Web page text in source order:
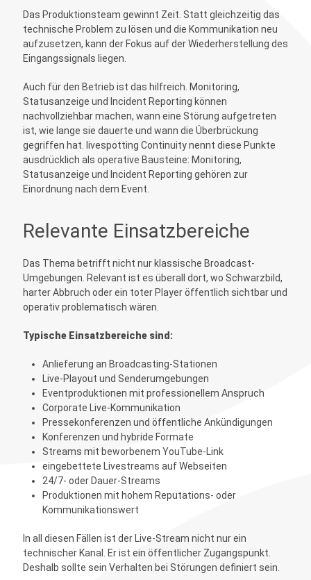
Das Produktionsteam gewinnt Zeit. Statt gleichzeitig das
technische Problem zu lösen und die Kommunikation neu
aufzusetzen, kann der Fokus auf der Wiederherstellung des
Eingangssignals liegen.
Auch für den Betrieb ist das hilfreich. Monitoring,
Statusanzeige und Incident Reporting können
nachvollziehbar machen, wann eine Störung aufgetreten
ist, wie lange sie dauerte und wann die Überbrückung
gegriffen hat. livespotting Continuity nennt diese Punkte
ausdrücklich als operative Bausteine: Monitoring,
Statusanzeige und Incident Reporting gehören zur
Einordnung nach dem Event.
Relevante Einsatzbereiche
Das Thema betrifft nicht nur klassische Broadcast-
Umgebungen. Relevant ist es überall dort, wo Schwarzbild,
harter Abbruch oder ein toter Player öffentlich sichtbar und
operativ problematisch wären.
Typische Einsatzbereiche sind:
Anlieferung an Broadcasting-Stationen
Live-Playout und Senderumgebungen
Eventproduktionen mit professionellem Anspruch
Corporate Live-Kommunikation
Pressekonferenzen und öffentliche Ankündigungen
Konferenzen und hybride Formate
Streams mit beworbenem YouTube-Link
eingebettete Livestreams auf Webseiten
24/7- oder Dauer-Streams
Produktionen mit hohem Reputations- oder
Kommunikationswert
In all diesen Fällen ist der Live-Stream nicht nur ein
technischer Kanal. Er ist ein öffentlicher Zugangspunkt.
Deshalb sollte sein Verhalten bei Störungen definiert sein.